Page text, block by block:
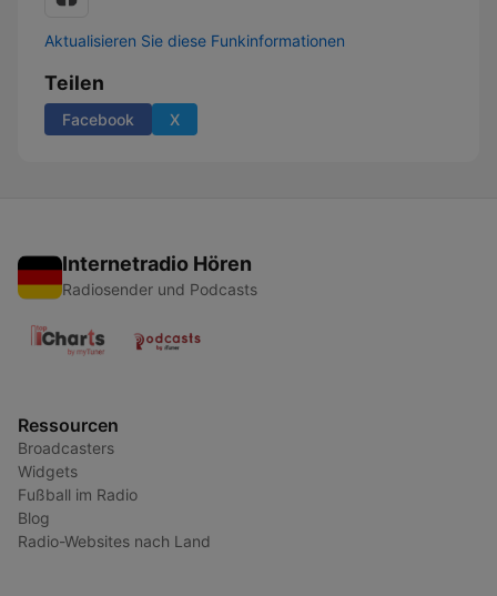
Aktualisieren Sie diese Funkinformationen
Teilen
Facebook X
Internetradio Hören
Radiosender und Podcasts
Ressourcen
Broadcasters
Widgets
Fußball im Radio
Blog
Radio-Websites nach Land